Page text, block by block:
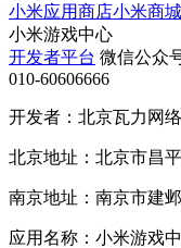
小米应用商店小米商城
小米游戏中心
开发者平台 微信公众
010-60606666
开发者：北京瓦力网
北京地址：北京市昌
南京地址：南京市建
应用名称：小米游戏